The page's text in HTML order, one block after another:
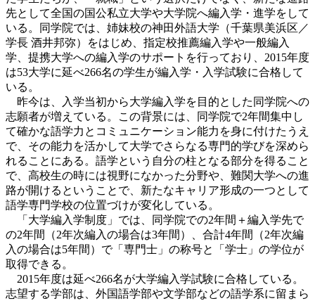
先として全国の国公私立大学や大学院へ編入学・進学をして
いる。同学院では、姉妹校の神田外語大学（千葉県美浜区／
学長 酒井邦弥）をはじめ、指定校推薦編入学や一般編入
学、提携大学への編入学のサポートを行っており、2015年度
は53大学に延べ266名の学生が編入学・入学試験に合格して
いる。
昨今は、入学当初から大学編入学を目的とした同学院への
志願者が増えている。この背景には、同学院で2年間集中し
て確かな語学力とコミュニケーション能力を身に付けたうえ
で、その能力を活かして大学でさらなる専門的学びを深めら
れることにある。語学という自分の柱となる部分を得ること
で、高校生の時には視野になかった分野や、難関大学への進
路が開けるということで、新たなキャリア形成の一つとして
語学専門学校の位置づけが変化している。
「大学編入学制度」では、同学院での2年間＋編入学先で
の2年間（2年次編入の場合は3年間）、合計4年間（2年次編
入の場合は5年間）で「専門士」の称号と「学士」の学位が
取得できる。
2015年度は延べ266名が大学編入学試験に合格している。
志望する学部は、外国語学部や文学部などの語学系に留まら